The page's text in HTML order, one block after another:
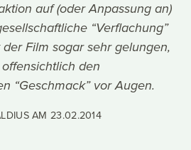
auf (oder Anpassung an)
“Verflachung”
Film sogar sehr gelungen,
den
“Geschmack” vor Augen.
AM23.02.2014